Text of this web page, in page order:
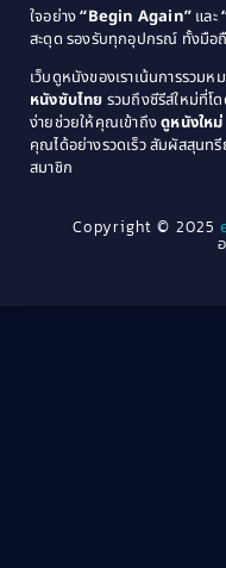
1974
1971
1969
1964
1940
ใจอย่าง“Begin Again” และ
สะดุด รองรับทุกอุปกรณ์ ทั้งมือ
เว็บดูหนังของเราเน้นการรวมห
หนังซับไทย รวมถึงซีรีส์ใหม่ที่โ
ง่ายช่วยให้คุณเข้าถึงดูหนังให
คุณได้อย่างรวดเร็ว สัมผัสสุนท
สมาชิก
Copyright © 2025